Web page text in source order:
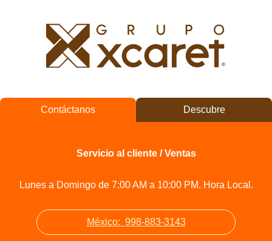
Contáctanos Descubre
Servicio al cliente / Ventas
Lunes a Domingo de 7:00 AM a 10:00 PM. Hora Local.
México: 998-883-3143